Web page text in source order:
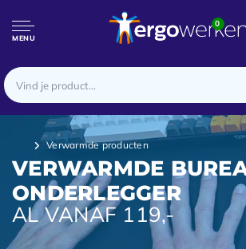
MENU
0
Verwarmde producten
VERWARMDE
ONDERLEGGER
AL VANAF 119,-